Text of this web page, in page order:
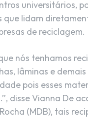
universitários,
lidam
de reciclagem.
nós tenhamos
lâminas e
pois esses
disse Vianna De
(MDB), tais